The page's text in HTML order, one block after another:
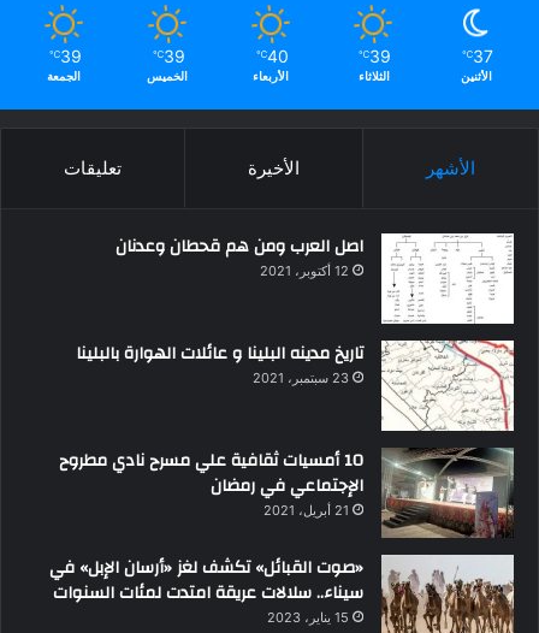
37
℃
الأثنين
39
℃
الثلاثاء
40
℃
الأربعاء
39
℃
الخميس
39
℃
الجمعة
الأشهر الأخيرة تعليقات
اصل العرب ومن هم قحطان وعدنان
12 أكتوبر، 2021
تاريخ مدينه البلينا و عائلات الهوارة بالبلينا
23 سبتمبر، 2021
10 أمسيات ثقافية علي مسرح نادي مطروح
الإجتماعي في رمضان
21 أبريل، 2021
«صوت القبائل» تكشف لغز «أرسان الإبل» في
سيناء.. سلالات عريقة امتدت لمئات السنوات
15 يناير، 2023